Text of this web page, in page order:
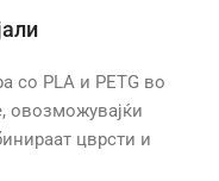
со PLA и PETG во
овозможувајќи
цврсти и